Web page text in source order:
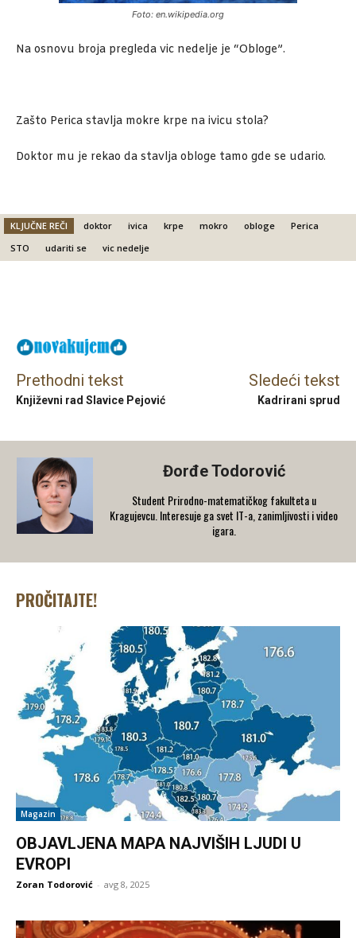
Foto: en.wikipedia.org
Na osnovu broja pregleda vic nedelje je “Obloge”.
Zašto Perica stavlja mokre krpe na ivicu stola?
Doktor mu je rekao da stavlja obloge tamo gde se udario.
KLJUČNE REČI doktor ivica krpe mokro obloge
Perica
STO
udariti se vic nedelje
Prethodni tekst
Književni rad Slavice Pejović
Sledeći tekst
Kadrirani sprud
Đorđe Todorović
Student Prirodno-matematičkog fakulteta u
Kragujevcu. Interesuje ga svet IT-a, zanimljivosti i video
igara.
PROČITAJTE!
Magazin
OBJAVLJENA MAPA NAJVIŠIH LJUDI U
EVROPI
Zoran Todorović - avg 8, 2025